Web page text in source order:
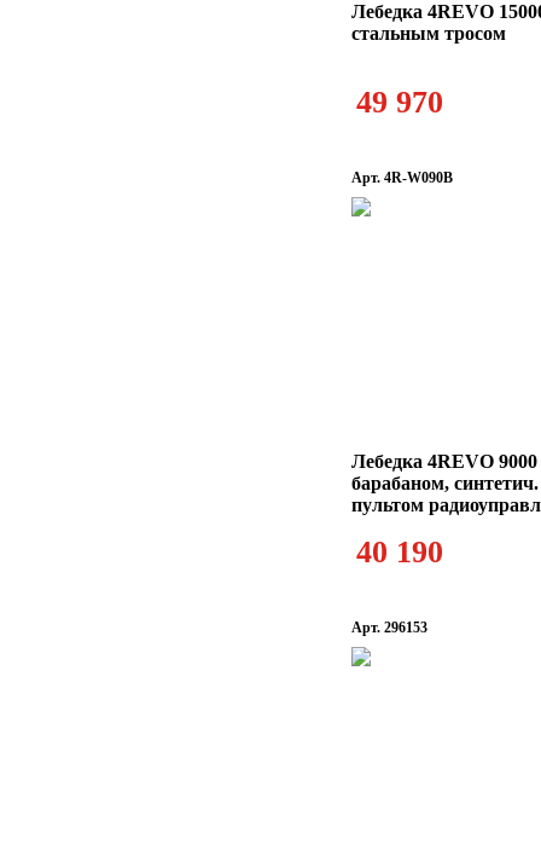
Лебедка 4REVO
стальным тросом
49 970
Арт. 4R-W090B
Лебедка 4REVO
барабаном,
пультом
40 190
Арт. 296153